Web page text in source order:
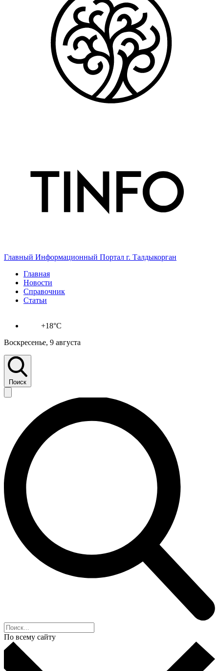
Главный Информационный Портал г. Талдыкорган
Главная
Новости
Справочник
Статьи
+18°C
Воскресенье, 9 августа
Поиск
По всему сайту